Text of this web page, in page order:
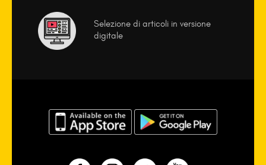
Selezione di articoli in versione
digitale